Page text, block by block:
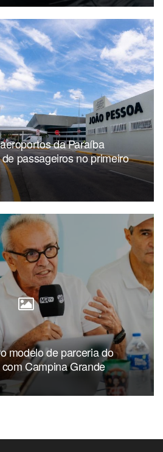
da Paraíba
passageiros no primeiro
modelo de parceria do
Campina Grande